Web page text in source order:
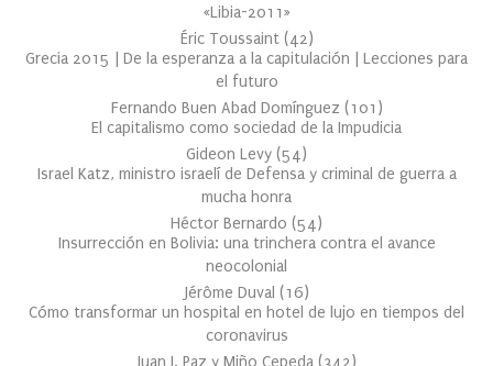
«Libia-2011»
Éric Toussaint (42)
Grecia 2015 | De la esperanza a la capitulación | Lecciones para
el futuro
Fernando Buen Abad Domínguez (101 )
El capitalismo como sociedad de la Impudicia
Gideon Levy (54)
Israel Katz, ministro israelí de Defensa y criminal de guerra a
mucha honra
Héctor Bernardo (54)
Insurrección en Bolivia: una trinchera contra el avance
neocolonial
Jérôme Duval (16)
Cómo transformar un hospital en hotel de lujo en tiempos del
coronavirus
Juan J. Paz y Miño Cepeda (342)